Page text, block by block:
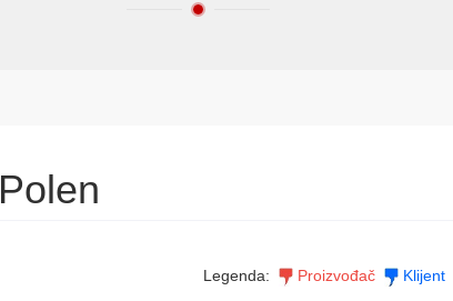
Legenda: Proizvođač Klijent
Polen